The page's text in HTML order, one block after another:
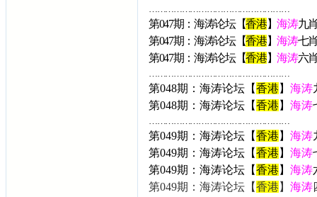
……………………………………………
第047期：海涛论坛【香港】海涛九
第047期：海涛论坛【香港】海涛七
第047期：海涛论坛【香港】海涛六
……………………………………………
第048期：海涛论坛【香港 】 海涛
第048期：海涛论坛【香港 】 海涛
……………………………………………
第049期：海涛论坛【香港 】 海涛
第049期：海涛论坛【香港 】 海涛
第049期：海涛论坛【香港 】 海涛
第049期：海涛论坛【香港 】 海涛